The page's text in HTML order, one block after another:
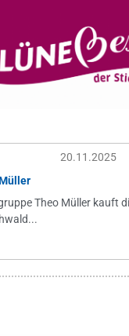
20.11.2025
Theo Müller kauft